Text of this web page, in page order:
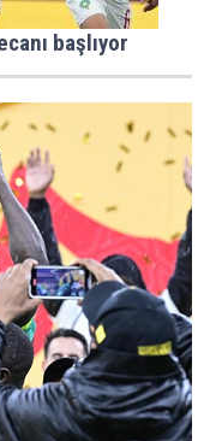
başlıyor